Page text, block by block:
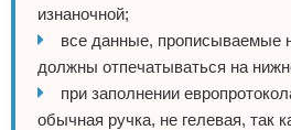
изнаночной;
все данные, прописываемые
должны отпечатываться на
при заполнении
обычная ручка, не гелевая, так